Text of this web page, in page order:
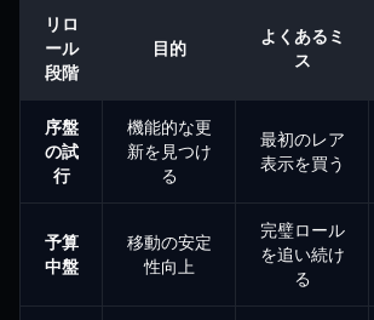
リロ
ール
段階
目的
よくあるミ
ス
序盤
の試
行
機能的な更
新を見つけ
る
最初のレア
表示を買う
予算
中盤
移動の安定
性向上
完璧ロール
を追い続け
る